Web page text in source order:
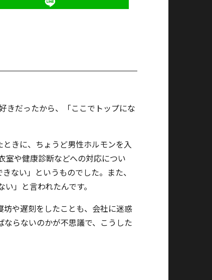
きだったから、「ここでトップにな
きに、ちょうど男性ホルモンを入
室や健康診断などへの対応につい
ない」というものでした。また、
」と言われたんです。
や遅刻をしたことも、会社に迷惑
らないのかが不思議で、こうした